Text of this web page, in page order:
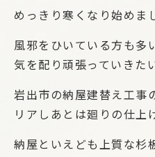
めっきり寒くなり始めま
風邪をひいている方も多
気を配り頑張っていきた
岩出市の納屋建替え工事
リアしあとは廻りの仕上
納屋といえども上質な杉